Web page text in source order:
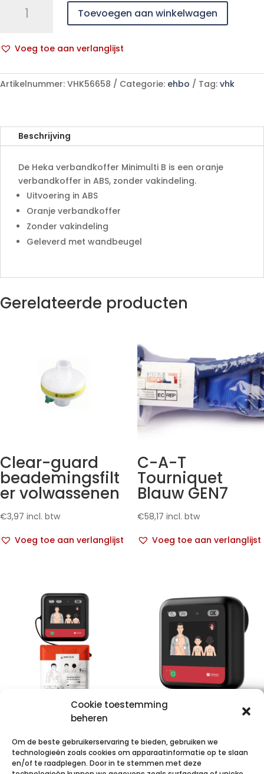
Cookie toestemming
beheren
Om de beste gebruikerservaring te bieden, gebruiken we
technologieën zoals cookies om apparaatinformatie op te slaan
en/of te raadplegen. Door in te stemmen met deze
verbandkoffer
aantal
Toevoegen aan winkelwagen
Voeg toe aan verlanglijst
l
t
n
a
Artikelnummer: VHK56658 Categorie: ehbo Tag: vhk
Beschrijving
De Heka verbandkoffer Minimulti B is een oranje
verbandkoffer in ABS, zonder vakindeling.
Uitvoering in ABS
Oranje verbandkoffer
Zonder vakindeling
Geleverd met wandbeugel
Gerelateerde producten
Clear-guard
beademingsfilt
er volwassenen
€3,97 incl. btw
Voeg toe aan verlanglijst
C-A-T
Tourniquet
Blauw GEN7
€58,17 incl. btw
Voeg toe aan verlanglijst
Heartsave
MyPad –
Volautomaat –
HeartSave
myPAD AED –
trainer zonder